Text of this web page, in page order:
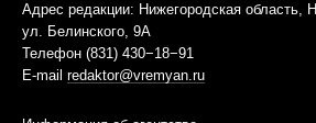
Адрес редакции: Нижегородская область,
ул. Белинского, 9А
Телефон (831) 430−18−91
E-mail redaktor@vremyan.ru